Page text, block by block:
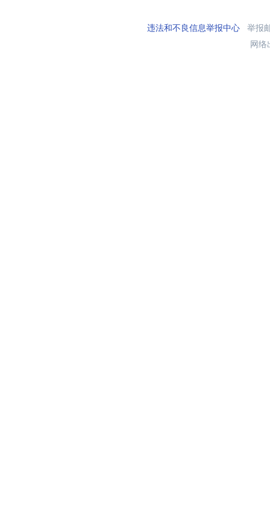
违法和不良信息举报中心举报
网